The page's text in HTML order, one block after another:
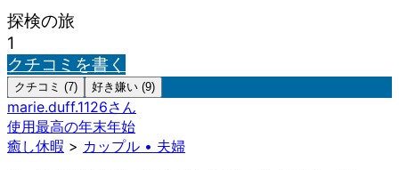
探検の旅
1
クチコミを書く
クチコミ (7) 好き嫌い (9)
marie.duff.1126さん
使用最高の年末年始
癒し休暇 > カップル • 夫婦